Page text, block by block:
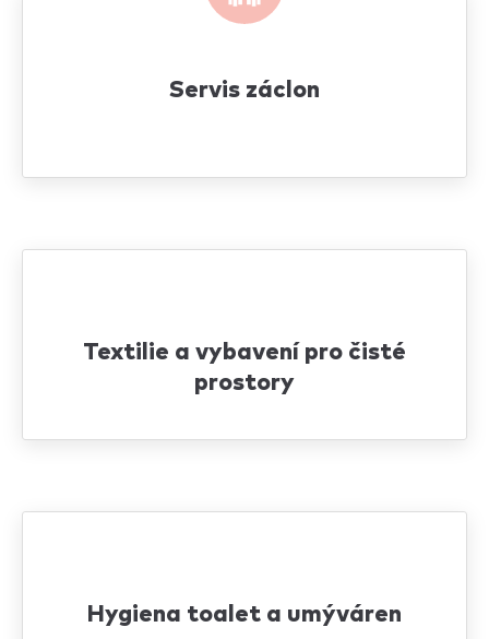
Servis záclon
Textilie a vybavení pro čisté
prostory
Hygiena toalet a umýváren